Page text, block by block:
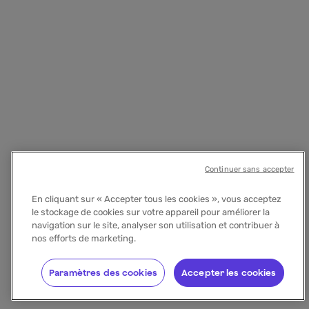
En cliquant sur « Accepter tous les cookies », vous acceptez
le stockage de cookies sur votre appareil pour améliorer la
navigation sur le site, analyser son utilisation et contribuer à
nos efforts de marketing.
Accepter les cookies
Paramètres des cookies
Continuer sans accepter